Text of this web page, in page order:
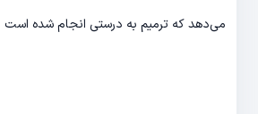
می‌دهد که ترمیم به درستی انجام شده است